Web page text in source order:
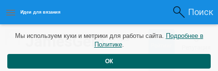
Идеи для вязания Поиск
JamesGem3 года 0 0
Мы используем куки и метрики для работы сайта. Подробнее в
Политике.
ОК